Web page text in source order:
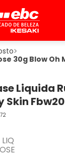
30g Blow Oh
Liquida
Skin Fbw20